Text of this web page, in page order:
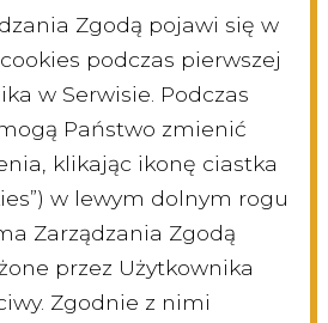
Zgodą pojawi się w
podczas pierwszej
w Serwisie. Podczas
Państwo zmienić
klikając ikonę ciastka
w lewym dolnym rogu
Zarządzania Zgodą
przez Użytkownika
Zgodnie z nimi